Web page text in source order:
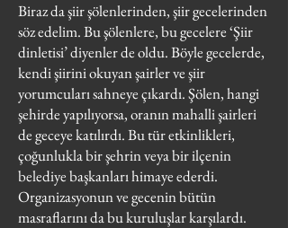
Biraz da şiir şölenlerinden, şiir gecelerinden
söz edelim. Bu şölenlere, bu gecelere ‘Şiir
dinletisi’ diyenler de oldu. Böyle gecelerde,
kendi şiirini okuyan şairler ve şiir
yorumcuları sahneye çıkardı. Şölen, hangi
şehirde yapılıyorsa, oranın mahalli şairleri
de geceye katılırdı. Bu tür etkinlikleri,
çoğunlukla bir şehrin veya bir ilçenin
belediye başkanları himaye ederdi.
Organizasyonun ve gecenin bütün
masraflarını da bu kuruluşlar karşılardı.